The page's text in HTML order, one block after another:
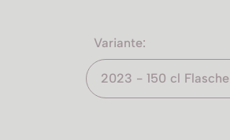
Variante:
2023 - 150 cl Flasche